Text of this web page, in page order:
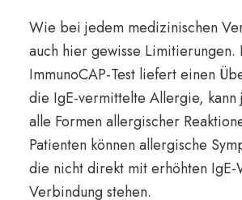
Wie bei jedem medizinischen
auch hier gewisse Limitierungen.
ImmunoCAP-Test liefert einen
die IgE-vermittelte Allergie, kann
alle Formen allergischer
Patienten können allergische
die nicht direkt mit erhöhten IgE-
Verbindung stehen.